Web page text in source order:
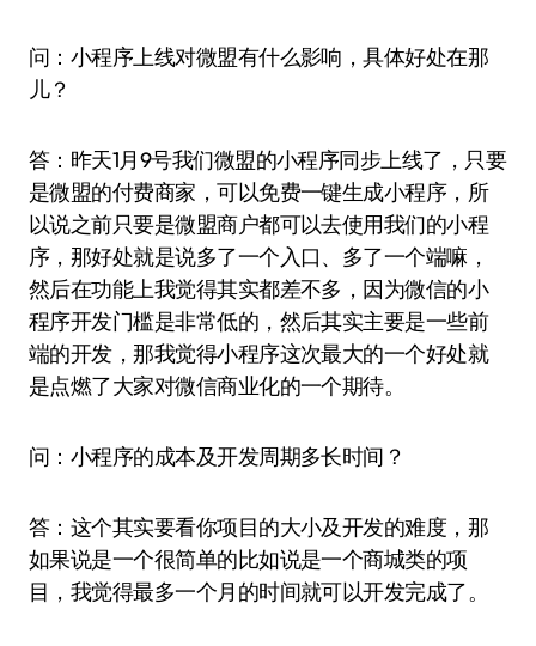
问：小程序上线对微盟有什么影响，具体好处在那
儿？
答：昨天1月9号我们微盟的小程序同步上线了，只要
是微盟的付费商家，可以免费一键生成小程序，所
以说之前只要是微盟商户都可以去使用我们的小程
序，那好处就是说多了一个入口、多了一个端嘛，
然后在功能上我觉得其实都差不多，因为微信的小
程序开发门槛是非常低的，然后其实主要是一些前
端的开发，那我觉得小程序这次最大的一个好处就
是点燃了大家对微信商业化的一个期待。
问：小程序的成本及开发周期多长时间？
答：这个其实要看你项目的大小及开发的难度，那
如果说是一个很简单的比如说是一个商城类的项
目，我觉得最多一个月的时间就可以开发完成了。